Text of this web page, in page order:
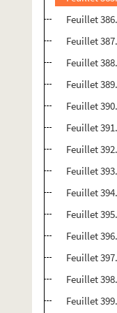
Feuillet
Feuillet
Feuillet
Feuillet
Feuillet
Feuillet
Feuillet
Feuillet
Feuillet
Feuillet
Feuillet
Feuillet
Feuillet
Feuillet